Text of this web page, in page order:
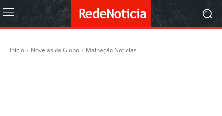
Início Novelas da Globo Malhação Notícias